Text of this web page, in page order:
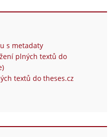
s metadaty
plných textů do
textů do theses.cz